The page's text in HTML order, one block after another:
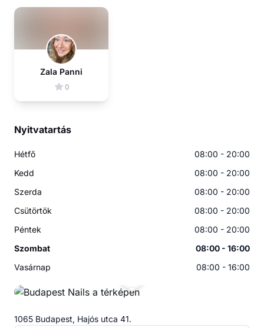
Zala Panni
0
Nyitvatartás
Hétfő
08:00 - 20:00
Kedd
08:00 - 20:00
Szerda
08:00 - 20:00
Csütörtök
08:00 - 20:00
Péntek
08:00 - 20:00
Szombat
08:00 - 16:00
Vasárnap
08:00 - 16:00
1065 Budapest, Hajós utca 41.